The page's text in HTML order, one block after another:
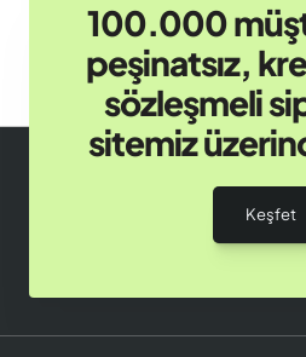
100.000
peşinatsız,
sözleşmeli
sitemiz
Keşfet